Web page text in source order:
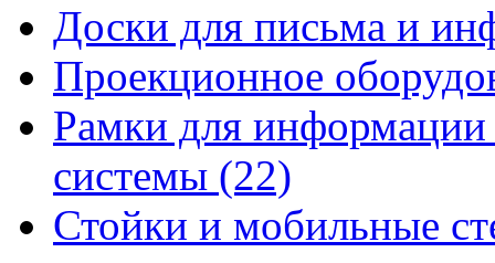
Доски для письма и
Проекционное
Рамки для
системы (22)
Стойки и мобильные